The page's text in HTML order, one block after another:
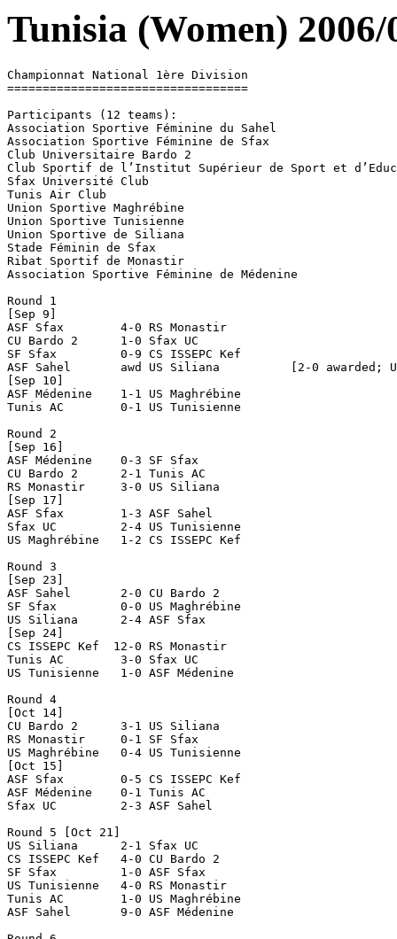
Tunisia (Women) 2006/
Championnat National 1ère Division
==================================
Participants (12 teams):
Association Sportive Féminine du Sahel
Association Sportive Féminine de Sfax
Club Universitaire Bardo 2
Club Sportif de l’Institut Supérieur de Sport et
Sfax Université Club
Tunis Air Club
Union Sportive Maghrébine
Union Sportive Tunisienne
Union Sportive de Siliana
Stade Féminin de Sfax
Ribat Sportif de Monastir
Association Sportive Féminine de Médenine
Round 1
[Sep 9]
ASF Sfax	4-0 RS Monastir
CU Bardo 2	1-0 Sfax UC
SF Sfax		0-9 CS ISSEPC Kef
ASF Sahel	awd US Siliana		[2-0 awarded; US Siliana forfait; 1 point deducted]
[Sep 10]
ASF Médenine	1-1 US Maghrébine
Tunis AC	0-1 US Tunisienne
Round 2
[Sep 16]
ASF Médenine	0-3 SF Sfax
CU Bardo 2	2-1 Tunis AC
RS Monastir	3-0 US Siliana
[Sep 17]
ASF Sfax	1-3 ASF Sahel
Sfax UC		2-4 US Tunisienne
US Maghrébine	1-2 CS ISSEPC Kef
Round 3
[Sep 23]
ASF Sahel	2-0 CU Bardo 2
SF Sfax		0-0 US Maghrébine
US Siliana	2-4 ASF Sfax
[Sep 24]
CS ISSEPC Kef  12-0 RS Monastir
Tunis AC	3-0 Sfax UC
US Tunisienne	1-0 ASF Médenine
Round 4
[Oct 14]
CU Bardo 2	3-1 US Siliana
RS Monastir	0-1 SF Sfax
US Maghrébine	0-4 US Tunisienne
[Oct 15]
ASF Sfax	0-5 CS ISSEPC Kef
ASF Médenine	0-1 Tunis AC
Sfax UC		2-3 ASF Sahel
Round 5 [Oct 21]
US Siliana	2-1 Sfax UC
CS ISSEPC Kef	4-0 CU Bardo 2
SF Sfax		1-0 ASF Sfax
US Tunisienne	4-0 RS Monastir
Tunis AC	1-0 US Maghrébine
ASF Sahel	9-0 ASF Médenine